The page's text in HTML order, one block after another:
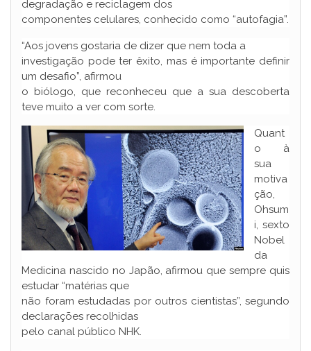
degradação e reciclagem dos
componentes celulares, conhecido como “autofagia”.
“Aos jovens gostaria de dizer que nem toda a
investigação pode ter êxito, mas é importante definir
um desafio”, afirmou
o biólogo, que reconheceu que a sua descoberta
teve muito a ver com sorte.
Quant
o à
sua
motiva
ção,
Ohsum
i, sexto
Nobel
da
Medicina nascido no Japão, afirmou que sempre quis
estudar “matérias que
não foram estudadas por outros cientistas”, segundo
declarações recolhidas
pelo canal público NHK.